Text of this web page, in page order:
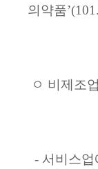
의약품
ㅇ 비제조
- 서비스업